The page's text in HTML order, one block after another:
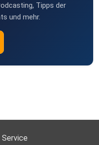
Tipps der
und mehr.
Service